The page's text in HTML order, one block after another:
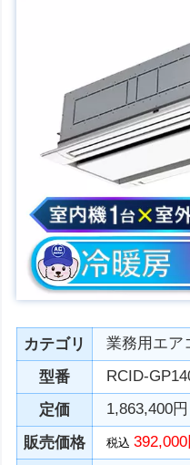
カテゴリ
業務用エア
型番
RCID-
定価
1,863,400円
販売価格
税込392,000